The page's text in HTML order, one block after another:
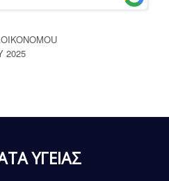
2025
ΥΓΕΙΑΣ